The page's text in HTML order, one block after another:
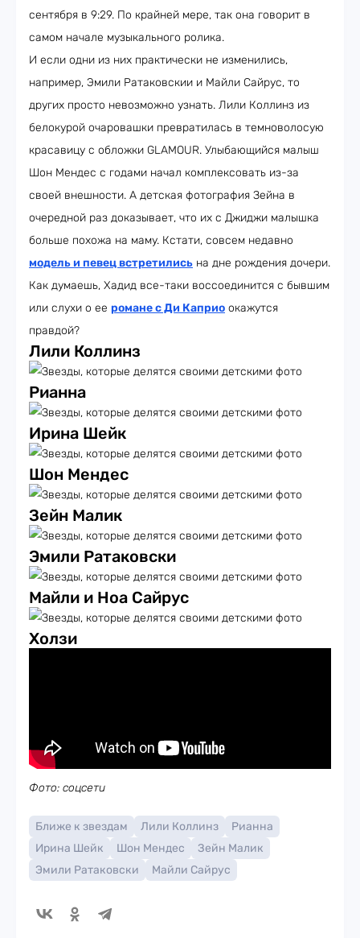
сентября в 9:29. По крайней мере, так она говорит в
самом начале музыкального ролика.
И если одни из них практически не изменились,
например, Эмили Ратаковскии и Майли Сайрус, то
других просто невозможно узнать. Лили Коллинз из
белокурой очаровашки превратилась в темноволосую
красавицу с обложки GLAMOUR. Улыбающийся малыш
Шон Мендес с годами начал комплексовать из-за
своей внешности. А детская фотография Зейна в
очередной раз доказывает, что их с Джиджи малышка
больше похожа на маму. Кстати, совсем недавно
модель и певец встретились на дне рождения дочери.
Как думаешь, Хадид все-таки воссоединится с бывшим
или слухи о ее романе с Ди Каприо окажутся
правдой?
Лили Коллинз
Рианна
Ирина Шейк
Шон Мендес
Зейн Малик
Эмили Ратаковски
Майли и Ноа Сайрус
Холзи
Фото: соцсети
Ближе к звездам Лили Коллинз
Рианна
Ирина Шейк
Шон Мендес
Зейн Малик
Эмили Ратаковски
Майли Сайрус